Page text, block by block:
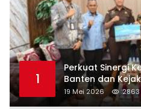
1
Perkuat Sinergi
Banten dan
Tangerang
Publik
19 Mei 2026 2863